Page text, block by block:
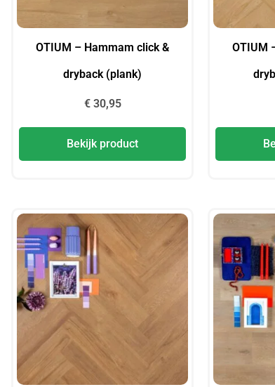
OTIUM – Hammam click &
dryback (plank)
€30,95
Bekijk product
OTIUM